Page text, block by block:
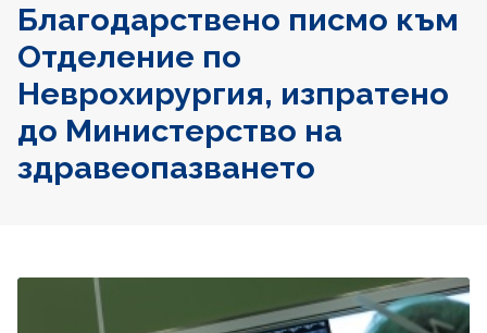
Благодарствено писмо към
Отделение по
Неврохирургия, изпратено
до Министерство на
здравеопазването